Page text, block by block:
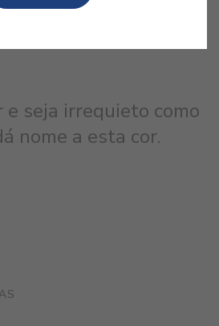
seja irrequieto como
nome a esta cor.